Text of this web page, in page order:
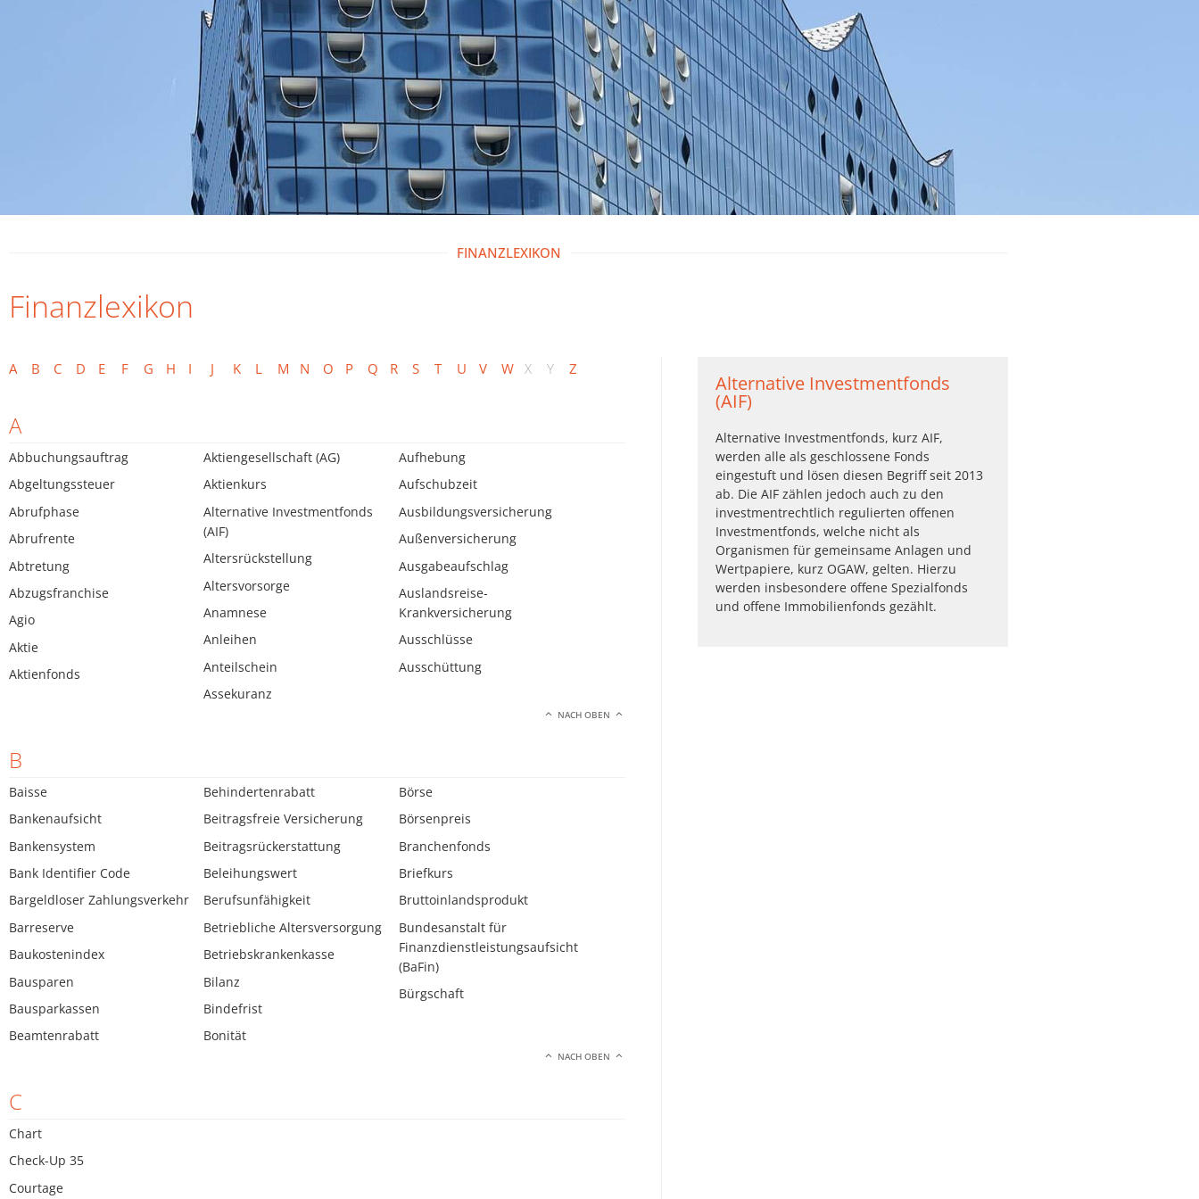
FINANZLEXIKON
Finanzlexikon
A B C D E F G H I J K L M N O P Q R S T U V W X Y Z
A
Abbuchungsauftrag
Abgeltungssteuer
Abrufphase
Abrufrente
Abtretung
Abzugsfranchise
Agio
Aktie
Aktienfonds
Aktiengesellschaft (AG)
Aktienkurs
Alternative Investmentfonds
(AIF)
Altersrückstellung
Altersvorsorge
Anamnese
Anleihen
Anteilschein
Assekuranz
Aufhebung
Aufschubzeit
Ausbildungsversicherung
Außenversicherung
Ausgabeaufschlag
Auslandsreise-
Krankversicherung
Ausschlüsse
Ausschüttung
NACH OBEN
B
Baisse
Bankenaufsicht
Bankensystem
Bank Identifier Code
Bargeldloser Zahlungsverkehr
Barreserve
Baukostenindex
Bausparen
Bausparkassen
Beamtenrabatt
Behindertenrabatt
Beitragsfreie Versicherung
Beitragsrückerstattung
Beleihungswert
Berufsunfähigkeit
Betriebliche Altersversorgung
Betriebskrankenkasse
Bilanz
Bindefrist
Bonität
Börse
Börsenpreis
Branchenfonds
Briefkurs
Bruttoinlandsprodukt
Bundesanstalt für
Finanzdienstleistungsaufsicht
(BaFin)
Bürgschaft
NACH OBEN
C
Chart
Check-Up 35
Courtage
Alternative Investmentfonds
(AIF)
Alternative Investmentfonds, kurz AIF,
werden alle als geschlossene Fonds
eingestuft und lösen diesen Begriff seit 2013
ab. Die AIF zählen jedoch auch zu den
investmentrechtlich regulierten offenen
Investmentfonds, welche nicht als
Organismen für gemeinsame Anlagen und
Wertpapiere, kurz OGAW, gelten. Hierzu
werden insbesondere offene Spezialfonds
und offene Immobilienfonds gezählt.